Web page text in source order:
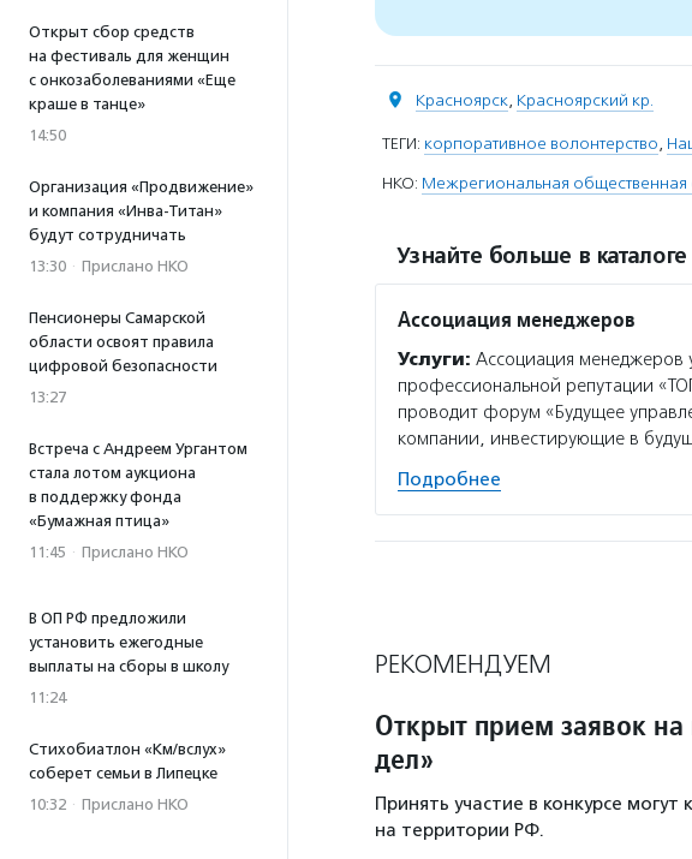
Открыт сбор средств
на фестиваль для женщин
с онкозаболеваниями «Еще
краше в танце»
14:50
Организация «Продвижение»
и компания «Инва-Титан»
будут сотрудничать
13:30 · Прислано НКО
Пенсионеры Самарской
области освоят правила
цифровой безопасности
13:27
Встреча с Андреем Ургантом
стала лотом аукциона
в поддержку фонда
«Бумажная птица»
11:45 · Прислано НКО
В ОП РФ предложили
установить ежегодные
выплаты на сборы в школу
11:24
Стихобиатлон «Км/вслух»
соберет семьи в Липецке
10:32 · Прислано НКО
Красноярск, Красноярский кр.
ТЕГИ: корпоративное волонтерство,
НКО: Межрегиональная
Узнайте больше в
Ассоциация менеджеров
Услуги: Ассоциация менеджеров
профессиональной репутации
проводит форум «Будущее
компании, инвестирующие в
Подробнее
РЕКОМЕНДУЕМ
Открыт прием заявок
дел»
Принять участие в конкурсе
на территории РФ.